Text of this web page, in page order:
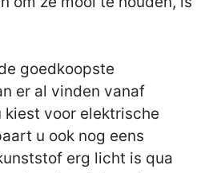
goedkoopste
er al vinden vanaf
voor elektrische
u ook nog eens
erg licht is qua